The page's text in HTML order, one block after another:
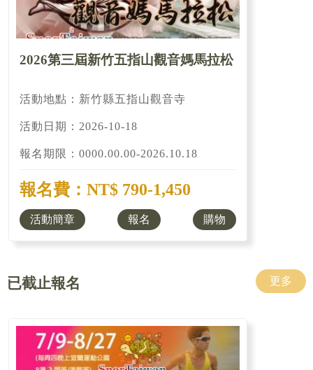
2026第三屆新竹五指山觀音媽馬拉松
活動地點：新竹縣五指山觀音寺
活動日期：2026-10-18
報名期限：0000.00.00-2026.10.18
報名費：NT$ 790-1,450
活動簡章 報名 購物
已截止報名 更多